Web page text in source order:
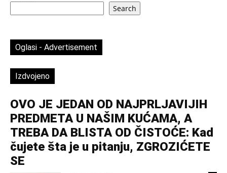
Search
Oglasi - Advertisement
Izdvojeno
OVO JE JEDAN OD NAJPRLJAVIJIH
PREDMETA U NAŠIM KUĆAMA, A
TREBA DA BLISTA OD ČISTOĆE: Kad
čujete šta je u pitanju, ZGROZIĆETE
SE